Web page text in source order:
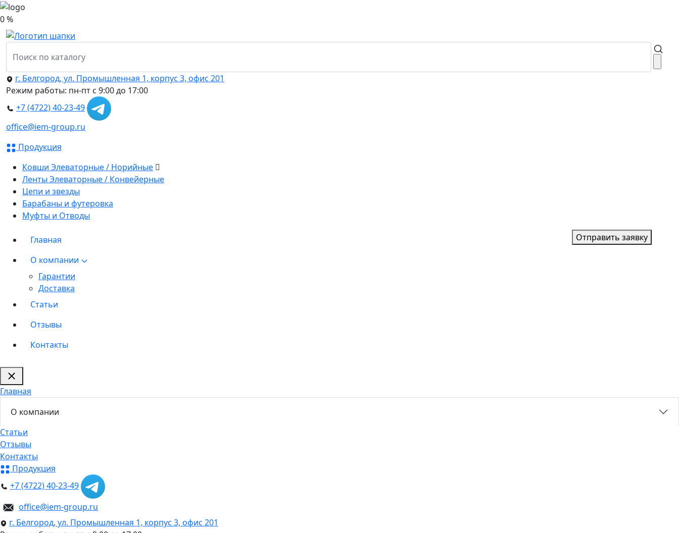
0 %
г. Белгород, ул. Промышленная 1, корпус 3, офис 201
Режим работы: пн-пт с 9:00 до 17:00
+7 (4722) 40-23-49
office@iem-group.ru
Продукция
Ковши Элеваторные / Норийные
Ленты Элеваторные / Конвейерные
Цепи и звезды
Барабаны и футеровка
Муфты и Отводы
Главная
О компании
Гарантии
Доставка
Статьи
Отзывы
Контакты
Отправить заявку
Главная
О компании
Статьи
Отзывы
Контакты
Продукция
+7 (4722) 40-23-49
office@iem-group.ru
г. Белгород, ул. Промышленная 1, корпус 3, офис 201